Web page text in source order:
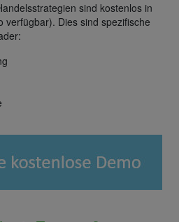
sind kostenlos in
verfügbar). Dies sind spezifische